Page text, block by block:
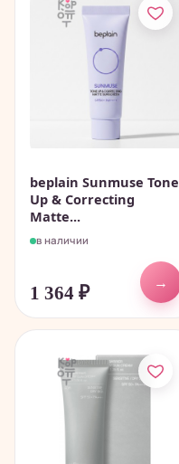
beplain Sunmuse Tone
Up & Correcting
Matte...
в наличии
1 364 ₽
→